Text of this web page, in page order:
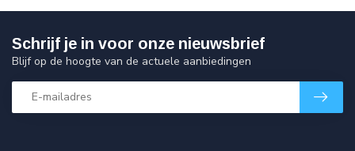
Schrijf je in voor onze nieuwsbrief
Blijf op de hoogte van de actuele aanbiedingen